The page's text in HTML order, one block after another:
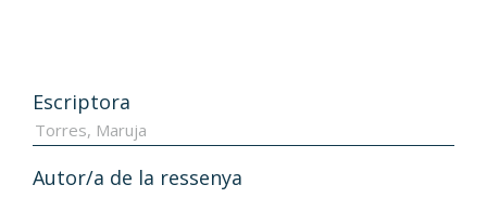
Escriptora
Autor/a de la ressenya